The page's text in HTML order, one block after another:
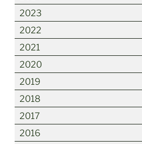
2023
2022
2021
2020
2019
2018
2017
2016